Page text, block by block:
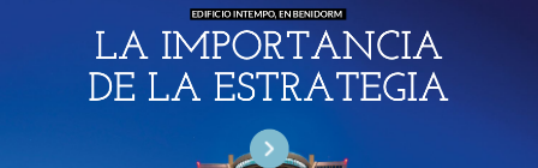
EDIFICIOINTEMPO, EN BENIDORM
LA IMPORTANCIA
DE LA ESTRATEGIA